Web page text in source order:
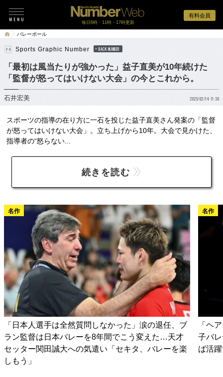
有料会員
毎日6時・11時・17時更新
バレーボール
Sports Graphic Number BACK NUMBER
「最初は風当たりが強かった」益子直美が10年続けた
「監督が怒ってはいけない大会」の今とこれから。
石井宏美 2025/02/14 11:30
スポーツの指導の在り方に一石を投じた益子直美さん発案の「監督
が怒ってはいけない大会」。立ち上げから10年。大会で見かけた、
指導者の“怒らない...
続きを読む
名作
「日本人選手は全然質問しなかった」涙の退任、ブ
ラン監督は日本バレーを8年間でこう変えた…天才
セッター関田誠大への気遣い「セキタ、バレーを楽
しもう」
名作
「ヘ
子バ
ば活